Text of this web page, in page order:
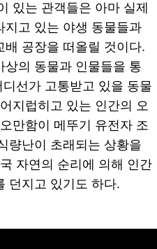
있는 관객들은 아마 실제
지고 있는 야생 동물들과
공장을 떠올릴 것이다.
상의 동물과 인물들을 통
선가 고통받고 있을 동물
지럽히고 있는 인간의 오
만함이 메뚜기 유전자 조
량난이 초래되는 상황을
자연의 순리에 의해 인간
던지고 있기도 하다.